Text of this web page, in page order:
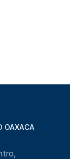
OAXACA